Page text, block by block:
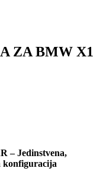
ZA BMW X1
– Jedinstvena,
konfiguracija